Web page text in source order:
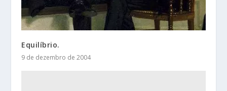
Equilíbrio.
9 de dezembro de 2004